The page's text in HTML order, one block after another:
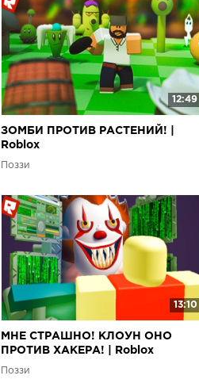
12:49
ЗОМБИ ПРОТИВ РАСТЕНИЙ! |
Roblox
Поззи
13:10
МНЕ СТРАШНО! КЛОУН ОНО
ПРОТИВ ХАКЕРА! | Roblox
Поззи